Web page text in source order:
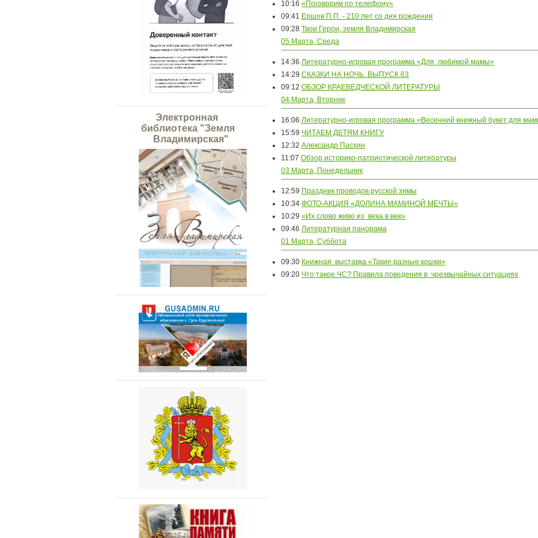
Электронная
библиотека "Земля
Владимирская"
10:16 «Поговорим по телефону»
09:41 Ершов П.П. - 210 лет со дня рождения
09:28 Твои Герои, земля Владимирская
05 Марта, Среда
14:36 Литературно-игровая программа «Для любимой мамы»
14:29 СКАЗКИ НА НОЧЬ. ВЫПУСК 63
09:12 ОБЗОР КРАЕВЕДЧЕСКОЙ ЛИТЕРАТУРЫ
04 Марта, Вторник
16:06 Литературно-игровая программа «Весенний книжный букет для
15:59 ЧИТАЕМ ДЕТЯМ КНИГУ
12:32 Александр Пасхин
11:07 Обзор историко-патриотической литературы
03 Марта, Понедельник
12:59 Праздник проводов русской зимы
10:34 ФОТО-АКЦИЯ «ДОЛИНА МАМИНОЙ МЕЧТЫ»
10:29 «Их слово живо из века в век»
09:46 Литературная панорама
01 Марта, Суббота
09:30 Книжная выставка «Такие разные кошки»
09:20 Что такое ЧС? Правила поведения в чрезвычайных ситуациях